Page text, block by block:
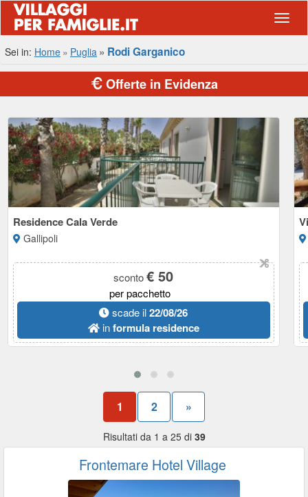
Sei in: Home Puglia Rodi Garganico
Offerte in Evidenza
Residence Cala Verde
Gallipoli
sconto€ 50
per pacchetto
scade il22/08/26
informula residence
1 2 »
Risultati da 1 a 25 di 39
Frontemare Hotel Village